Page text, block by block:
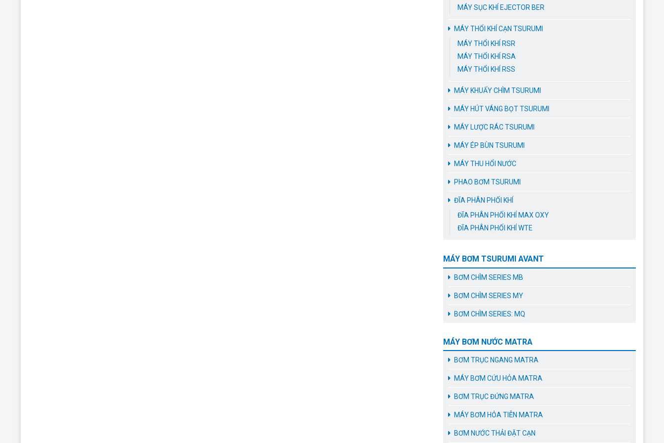
MÁY SỤC KHÍ EJECTOR BER
MÁY THỔI KHÍ CẠN TSURUMI
MÁY THỔI KHÍ RSR
MÁY THỔI KHÍ RSA
MÁY THỔI KHÍ RSS
MÁY KHUẤY CHÌM TSURUMI
MÁY HÚT VÁNG BỌT TSURUMI
MÁY LƯỢC RÁC TSURUMI
MÁY ÉP BÙN TSURUMI
MÁY THU HỔI NƯỚC
PHAO BƠM TSURUMI
ĐĨA PHÂN PHỐI KHÍ
ĐĨA PHÂN PHỐI KHÍ MAX OXY
ĐĨA PHÂN PHỐI KHÍ WTE
MÁY BƠM TSURUMI AVANT
BƠM CHÌM SERIES MB
BƠM CHÌM SERIES MY
BƠM CHÌM SERIES: MQ
MÁY BƠM NƯỚC MATRA
BƠM TRỤC NGANG MATRA
MÁY BƠM CỨU HỎA MATRA
BƠM TRỤC ĐỨNG MATRA
MÁY BƠM HỎA TIỄN MATRA
BƠM NƯỚC THẢI ĐẶT CẠN